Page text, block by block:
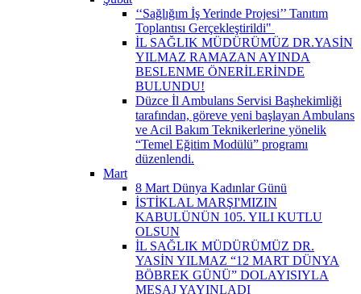
‘‘Sağlığım İş Yerinde Projesi’’ Tanıtım
Toplantısı Gerçekleştirildi" ​
İL SAĞLIK MÜDÜRÜMÜZ DR.YASİN
YILMAZ RAMAZAN AYINDA
BESLENME ÖNERİLERİNDE
BULUNDU!
Düzce İl Ambulans Servisi Başhekimliği
tarafından, göreve yeni başlayan Ambulans
ve Acil Bakım Teknikerlerine yönelik
“Temel Eğitim Modülü” programı
düzenlendi.
Mart
8 Mart Dünya Kadınlar Günü
İSTİKLAL MARŞI'MIZIN
KABULÜNÜN 105. YILI KUTLU
OLSUN
İL SAĞLIK MÜDÜRÜMÜZ DR.
YASİN YILMAZ “12 MART DÜNYA
BÖBREK GÜNÜ” DOLAYISIYLA
MESAJ YAYINLADI